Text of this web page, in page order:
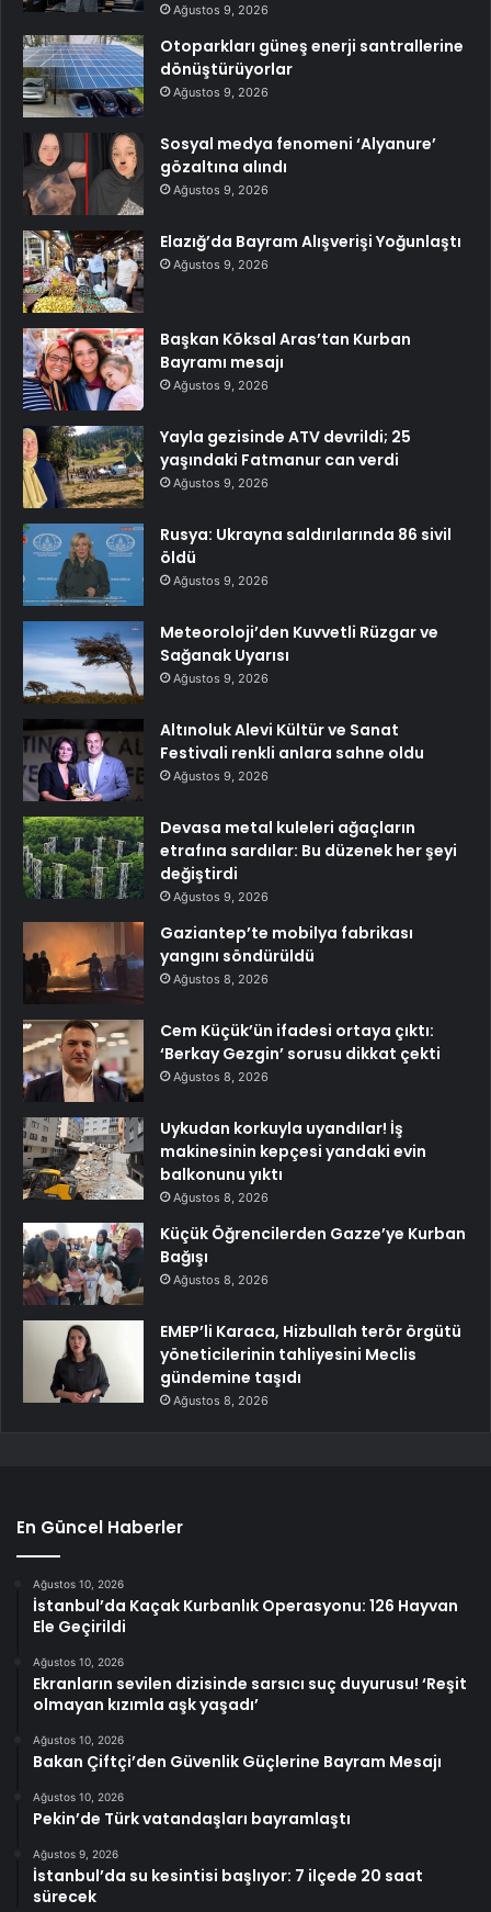
Ağustos 9, 2026
Otoparkları güneş enerji santrallerine
dönüştürüyorlar
Ağustos 9, 2026
Sosyal medya fenomeni ‘Alyanure’
gözaltına alındı
Ağustos 9, 2026
Elazığ’da Bayram Alışverişi Yoğunlaştı
Ağustos 9, 2026
Başkan Köksal Aras’tan Kurban
Bayramı mesajı
Ağustos 9, 2026
Yayla gezisinde ATV devrildi; 25
yaşındaki Fatmanur can verdi
Ağustos 9, 2026
Rusya: Ukrayna saldırılarında 86 sivil
öldü
Ağustos 9, 2026
Meteoroloji’den Kuvvetli Rüzgar ve
Sağanak Uyarısı
Ağustos 9, 2026
Altınoluk Alevi Kültür ve Sanat
Festivali renkli anlara sahne oldu
Ağustos 9, 2026
Devasa metal kuleleri ağaçların
etrafına sardılar: Bu düzenek her şeyi
değiştirdi
Ağustos 9, 2026
Gaziantep’te mobilya fabrikası
yangını söndürüldü
Ağustos 8, 2026
Cem Küçük’ün ifadesi ortaya çıktı:
‘Berkay Gezgin’ sorusu dikkat çekti
Ağustos 8, 2026
Uykudan korkuyla uyandılar! İş
makinesinin kepçesi yandaki evin
balkonunu yıktı
Ağustos 8, 2026
Küçük Öğrencilerden Gazze’ye Kurban
Bağışı
Ağustos 8, 2026
EMEP’li Karaca, Hizbullah terör örgütü
yöneticilerinin tahliyesini Meclis
gündemine taşıdı
Ağustos 8, 2026
En Güncel Haberler
Ağustos 10, 2026
İstanbul’da Kaçak Kurbanlık Operasyonu: 126 Hayvan
Ele Geçirildi
Ağustos 10, 2026
Ekranların sevilen dizisinde sarsıcı suç duyurusu! ‘Reşit
olmayan kızımla aşk yaşadı’
Ağustos 10, 2026
Bakan Çiftçi’den Güvenlik Güçlerine Bayram Mesajı
Ağustos 10, 2026
Pekin’de Türk vatandaşları bayramlaştı
Ağustos 9, 2026
İstanbul’da su kesintisi başlıyor: 7 ilçede 20 saat
sürecek